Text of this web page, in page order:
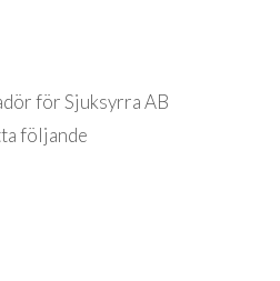
för Sjuksyrra AB
följande